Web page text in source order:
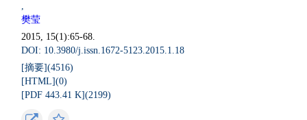
,
樊莹
2015, 15(1):65-68.
DOI: 10.3980/j.issn.1672-5123.2015.1.18
[摘要](4516)
[HTML](0)
[PDF 443.41 K](2199)